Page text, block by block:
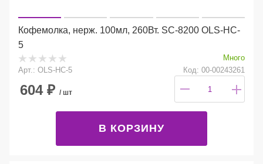
Кофемолка, нерж. 100мл, 260Вт. SC-8200 OLS-HC-
5
Много
Арт.: OLS-HC-5
Код: 00-00243261
604₽ / шт
В КОРЗИНУ